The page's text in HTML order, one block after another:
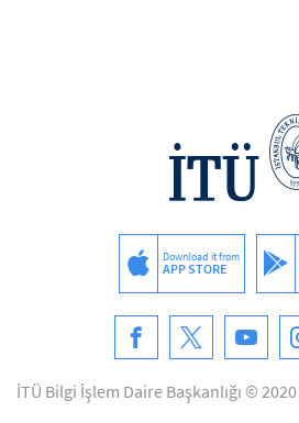
Download it from
APP STORE
İTÜ Bilgi İşlem Daire Başkanlığı © 2020